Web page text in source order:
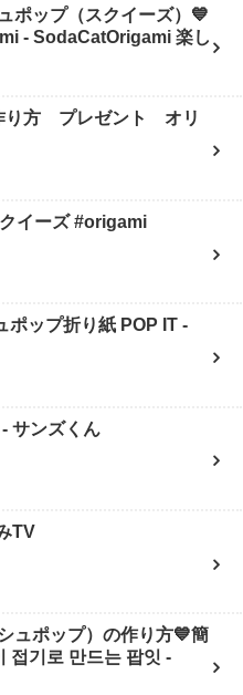
ポップ（スクイーズ）💙
- SodaCatOrigami 楽し
り方 プレゼント オリ
イーズ #origami
ポップ折り紙 POP IT -
サンズくん
TV
ュポップ）の作り方💙簡
기로 만드는 팝잇 -